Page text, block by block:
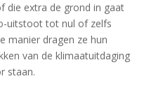
die extra de grond in gaat
uitstoot tot nul of zelfs
manier dragen ze hun
van de klimaatuitdaging
staan.